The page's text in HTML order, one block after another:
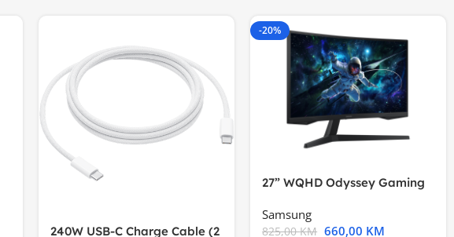
240W USB-C Charge Cable (2
-20%
27” WQHD Odyssey Gaming
Samsung
825,00KM 660,00 KM